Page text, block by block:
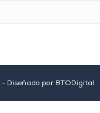
Diseñado por BTODigital